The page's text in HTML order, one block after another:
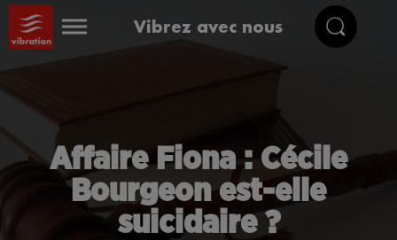
Vibrez avec nous
Affaire Fiona : Cécile
Bourgeon est-elle
suicidaire ?